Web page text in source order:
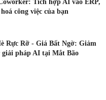
Tích hợp AI vào ERP,
công việc của bạn
Rực Rỡ - Giá Bất Ngờ: Giảm
giải pháp AI tại Mắt Bão